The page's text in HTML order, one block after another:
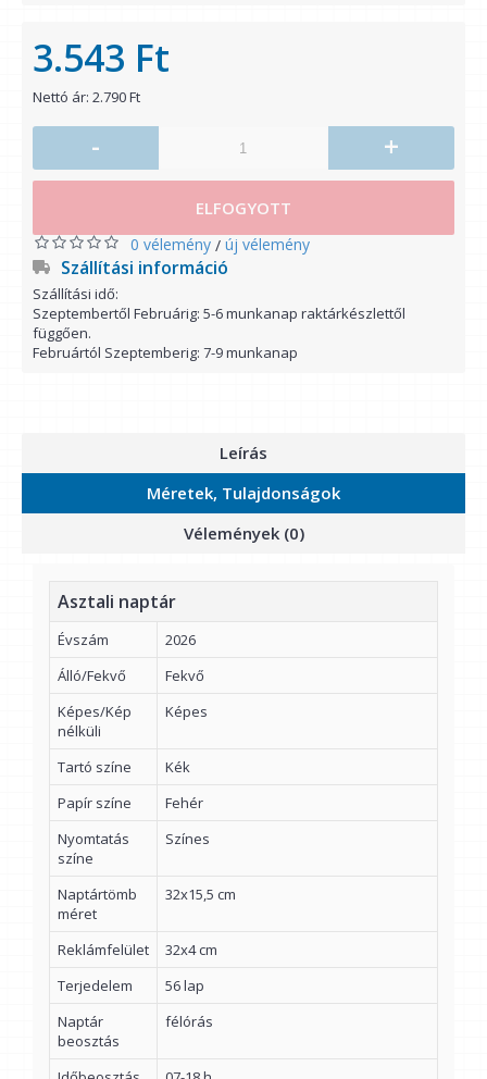
3.543 Ft
Nettó ár: 2.790 Ft
- +
ELFOGYOTT
0 vélemény / új vélemény
Szállítási információ
Szállítási idő:
Szeptembertől Februárig: 5-6 munkanap raktárkészlettől
függően.
Februártól Szeptemberig: 7-9 munkanap
Leírás
Méretek, Tulajdonságok
Vélemények (0)
Asztali naptár
Évszám
2026
Álló/Fekvő
Fekvő
Képes/Kép
nélküli
Képes
Tartó színe
Kék
Papír színe
Fehér
Nyomtatás
színe
Színes
Naptártömb
méret
32x15,5 cm
Reklámfelület
32x4 cm
Terjedelem
56 lap
Naptár
beosztás
félórás